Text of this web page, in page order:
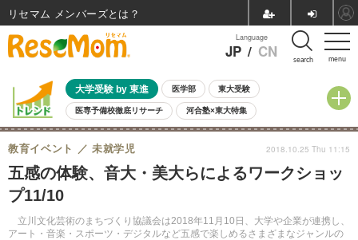
menu
Language
JP / CN search
大学受験 by 東進 医学部 東大受験
医専予備校徹底リサーチ 河合塾×東大特集
親子で考える大学選び 高校受験 中学受験 小学校受験
共通テスト 夏休み 8月開催学校説明会・相談会
8月開催イベント・WS 全国公立高校 過去問 人気記事
自由研究教材（小学生向け）
五感の体験、音大・美大らによるワークショッ
プ11/10
立川文化芸術のまちづくり協議会は2018年11月10日、大学や企業が連携し、
アート・音楽・スポーツ・デジタルなど五感で楽しめるさまざまなジャンルの
教育イベント 未就学児 2018.10.25 Thu 11:15
リセマム メンバーズ